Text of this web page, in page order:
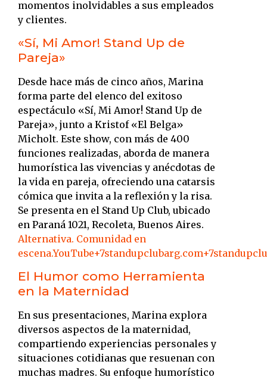
momentos inolvidables a sus empleados
y clientes.
«Sí, Mi Amor! Stand Up de
Pareja»
Desde hace más de cinco años, Marina
forma parte del elenco del exitoso
espectáculo «Sí, Mi Amor! Stand Up de
Pareja», junto a Kristof «El Belga»
Micholt. Este show, con más de 400
funciones realizadas, aborda de manera
humorística las vivencias y anécdotas de
la vida en pareja, ofreciendo una catarsis
cómica que invita a la reflexión y la risa.
Se presenta en el Stand Up Club, ubicado
en Paraná 1021, Recoleta, Buenos Aires.
Alternativa. Comunidad en
escena.YouTube+7standupclubarg.com+7
El Humor como Herramienta
en la Maternidad
En sus presentaciones, Marina explora
diversos aspectos de la maternidad,
compartiendo experiencias personales y
situaciones cotidianas que resuenan con
muchas madres. Su enfoque humorístico